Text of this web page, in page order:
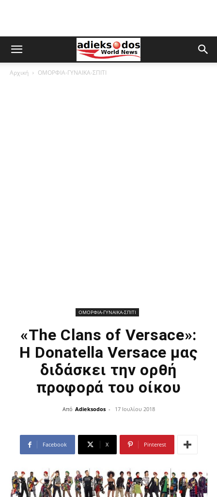
Αρχική ΟΜΟΡΦΙΑ-ΓΥΝΑΙΚΑ-ΣΠΙΤΙ
ΟΜΟΡΦΙΑ-ΓΥΝΑΙΚΑ-ΣΠΙΤΙ
«The Clans of Versace»:
Η Donatella Versace μας
διδάσκει την ορθή
προφορά του οίκου
Από Adieksodos - 17 Ιουλίου 2018
Facebook X Pinterest